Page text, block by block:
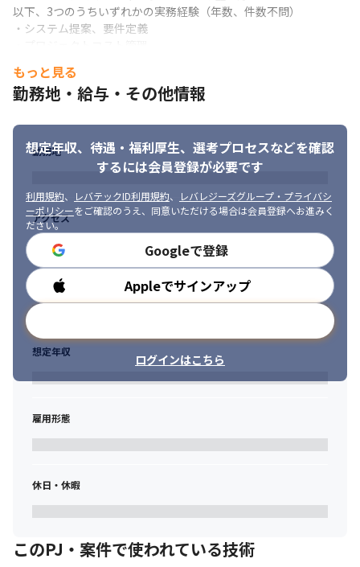
・そのため、構築から設計などとスペシャリストに進むためのス
テップを踏むことができます
方はリーダーからマネージャーと経験を重ねていくことができま
す
・クラウド技術：AWS、Azureなど
・コンテナ技術：Kubernetes、OpenShift、Dockerなど
・オートメーション技術：Ansible、Chefなど
以下、3つのうちいずれかの実務経験（年数、件数不問）
・システム提案、要件定義
■ 求める人物像
・技術や市場動向などの変化を楽しめる方
・自分の価値を意識し、新しいことに積極的に挑戦できる方
もっと見る
勤務地・給与・その他情報
想定年収、待遇・福利厚生、 選考プロセスなどを確認
するには会員登録が必要です
利用規約、 レバテックID利用規約、
レバレジーズグループ・プライバシ
ーポリシーをご確認のうえ、同意いただける場合は会員登録へお進みく
ださい。
Googleで登録
Appleでサインアップ
ログインはこちら
勤務地
アクセス
勤務時間
想定年収
雇用形態
休日・休暇
このPJ・案件で使われている技術